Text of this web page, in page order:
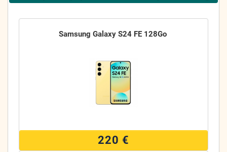
Samsung Galaxy S24 FE 128Go
220 €